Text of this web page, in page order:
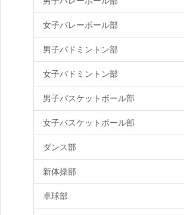
女子バレーボール部
男子バドミントン部
女子バドミントン部
男子バスケットボール部
女子バスケットボール部
ダンス部
新体操部
卓球部